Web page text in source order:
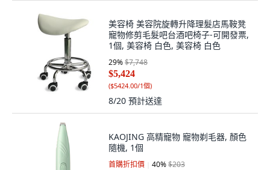
美容椅 美容院旋轉升降理髮店馬鞍凳
寵物修剪毛髮吧台酒吧椅子-可開發票,
1個, 美容椅 白色, 美容椅 白色
29%$7,748
$5,424
($5424.00/1個)
8/20 預計送達
KAOJING 高精寵物 寵物剃毛器, 顏色
隨機, 1個
首購折扣價 40%$203